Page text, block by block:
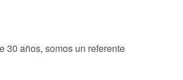
30 años, somos un referente